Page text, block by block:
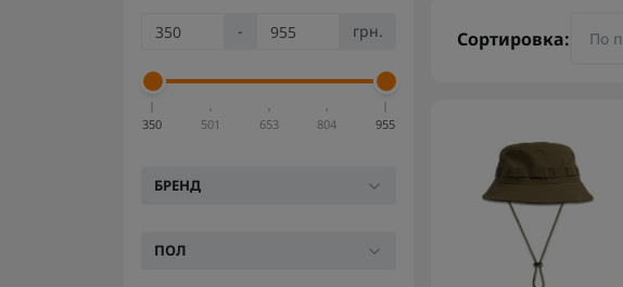
- грн.
350 501 653 804 955
БРЕНД
ПОЛ
Сортировка: